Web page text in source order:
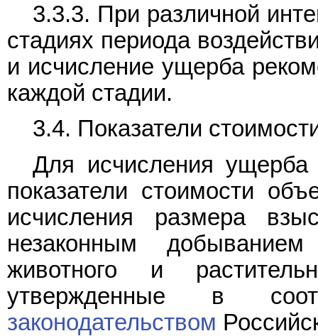
3.3.3. При различной
стадиях периода
и исчисление ущерба
каждой стадии.
3.4. Показатели
Для исчисления ущерба
показатели стоимости
исчисления размера
незаконным
животного и
утвержденные в
законодательством